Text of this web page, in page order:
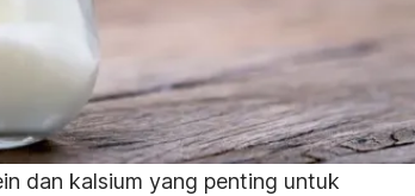
dan kalsium yang penting untuk